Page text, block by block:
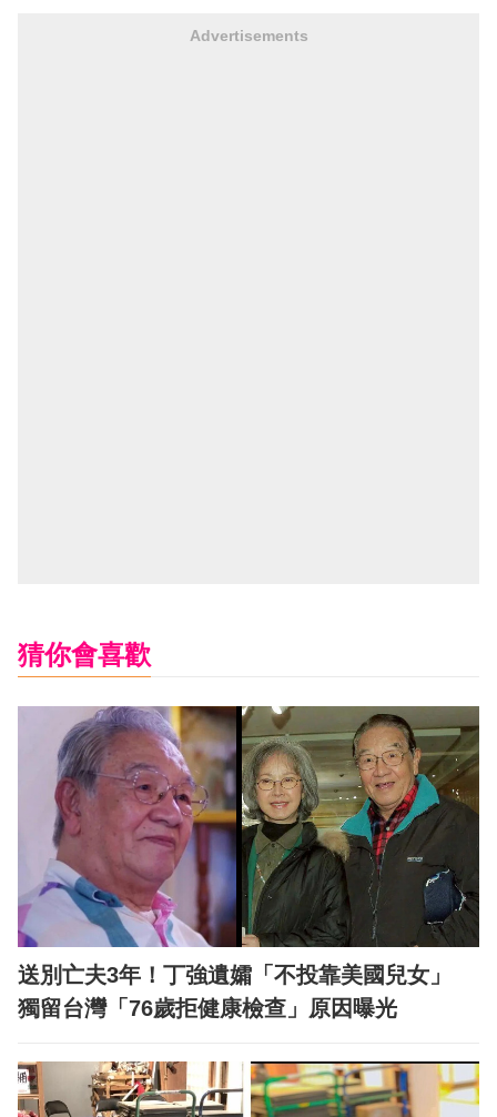
Advertisements
猜你會喜歡
送別亡夫3年！丁強遺孀「不投靠美國兒女」
獨留台灣「76歲拒健康檢查」原因曝光